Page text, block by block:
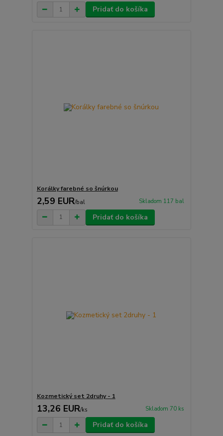
Pridať do košíka
Korálky farebné so šnúrkou
2,59 EUR/bal Skladom 117 bal
Pridať do košíka
Kozmetický set 2druhy - 1
13,26 EUR/ks Skladom 70 ks
Pridať do košíka